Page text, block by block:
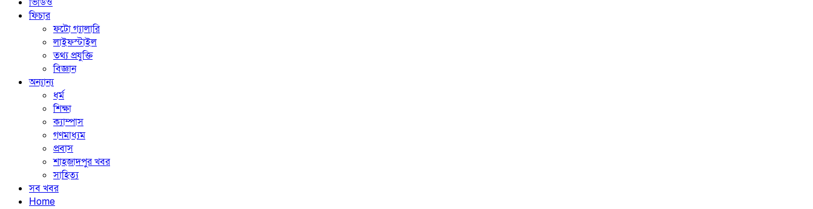
ফিচার
ফটো গ্যালারি
লাইফস্টাইল
তথ্য প্রযুক্তি
বিজ্ঞান
অন্যান্য
ধর্ম
শিক্ষা
ক্যাম্পাস
গণমাধ্যম
প্রবাস
শাহজাদপুর খবর
সাহিত্য
সব খবর
Home